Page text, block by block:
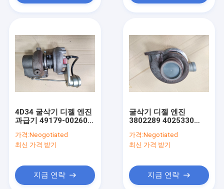
4D34 굴삭기 디젤 엔진
과급기 49179-00260
방식
가격:Neogotiated
최신 가격 받기
지금 연락
굴삭기 디젤 엔진
3802289 4025330
위한 PC200-6 과급기
가격:Negotiated
최신 가격 받기
지금 연락